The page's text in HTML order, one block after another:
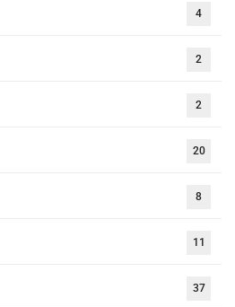
4
2
2
20
8
11
37